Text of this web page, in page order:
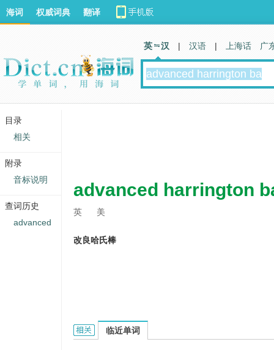
advanced harrington
英 美
改良哈氏棒
Advanced Harrington Ba的相关资料：
临近单词
海词 权威词典 翻译
英 汉 | 汉语 | 上海话 广
目录
相关
附录
音标说明
查词历史
advanced